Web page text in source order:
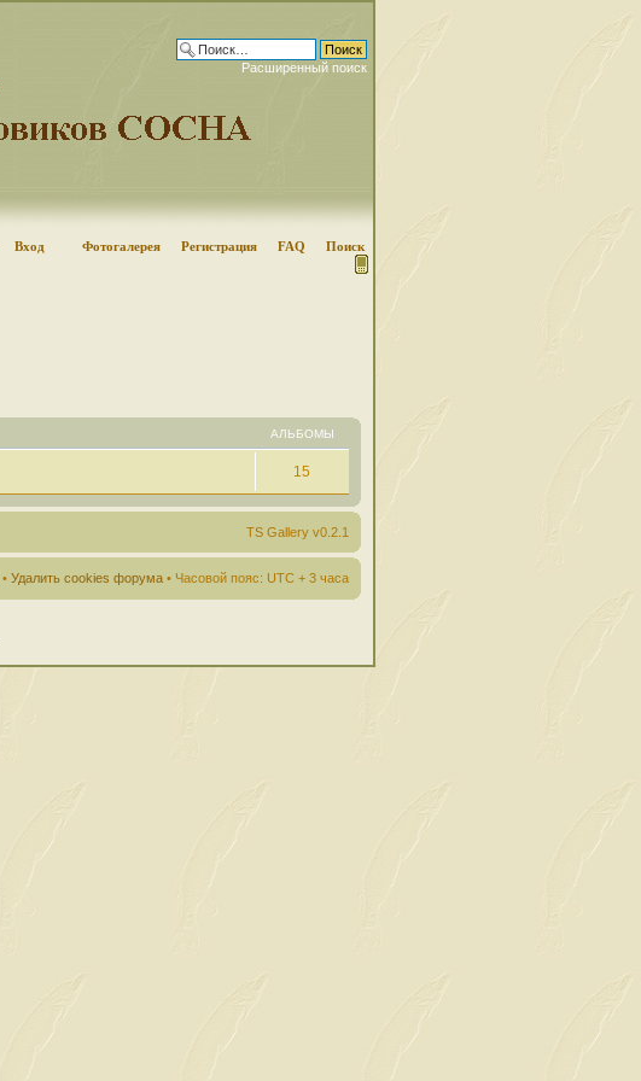
Расширенный поиск
Вход Фотогалерея Регистрация FAQ Поиск
АЛЬБОМЫ
15
TS Gallery v0.2.1
• Удалить cookies форума • Часовой пояс: UTC + 3 часа